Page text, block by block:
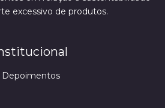
excessivo de produtos.
Depoimentos